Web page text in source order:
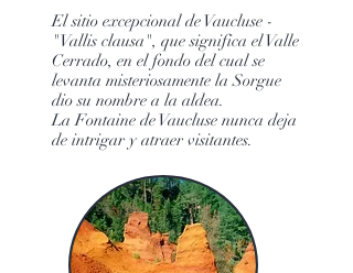
El sitio excepcional de Vaucluse -
"Vallis clausa", que significa el Valle
Cerrado, en el fondo del cual se
levanta misteriosamente la Sorgue
dio su nombre a la aldea.
La Fontaine de Vaucluse nunca deja
de intrigar y atraer visitantes.